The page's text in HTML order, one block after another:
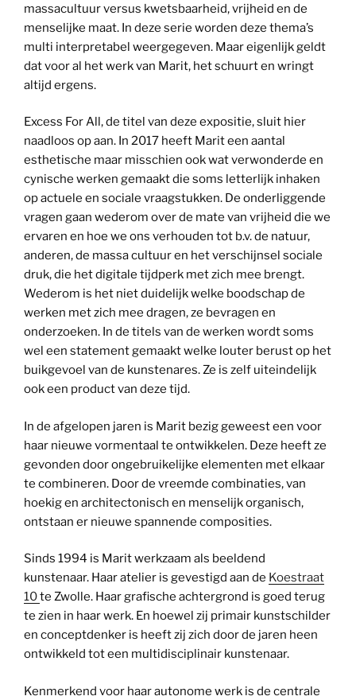
massacultuur versus kwetsbaarheid, vrijheid en de
menselijke maat. In deze serie worden deze thema’s
multi interpretabel weergegeven. Maar eigenlijk geldt
dat voor al het werk van Marit, het schuurt en wringt
altijd ergens.
Excess For All, de titel van deze expositie, sluit hier
naadloos op aan. In 2017 heeft Marit een aantal
esthetische maar misschien ook wat verwonderde en
cynische werken gemaakt die soms letterlijk inhaken
op actuele en sociale vraagstukken. De onderliggende
vragen gaan wederom over de mate van vrijheid die we
ervaren en hoe we ons verhouden tot b.v. de natuur,
anderen, de massa cultuur en het verschijnsel sociale
druk, die het digitale tijdperk met zich mee brengt.
Wederom is het niet duidelijk welke boodschap de
werken met zich mee dragen, ze bevragen en
onderzoeken. In de titels van de werken wordt soms
wel een statement gemaakt welke louter berust op het
buikgevoel van de kunstenares. Ze is zelf uiteindelijk
ook een product van deze tijd.
In de afgelopen jaren is Marit bezig geweest een voor
haar nieuwe vormentaal te ontwikkelen. Deze heeft ze
gevonden door ongebruikelijke elementen met elkaar
te combineren. Door de vreemde combinaties, van
hoekig en architectonisch en menselijk organisch,
ontstaan er nieuwe spannende composities.
Sinds 1994 is Marit werkzaam als beeldend
kunstenaar. Haar atelier is gevestigd aan de Koestraat
10te Zwolle. Haar grafische achtergrond is goed terug
te zien in haar werk. En hoewel zij primair kunstschilder
en conceptdenker is heeft zij zich door de jaren heen
ontwikkeld tot een multidisciplinair kunstenaar.
Kenmerkend voor haar autonome werk is de centrale